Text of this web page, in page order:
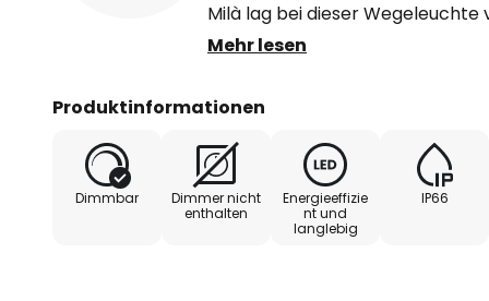
Milà lag bei dieser
Form - von hinten gesehen
aus dieser Form, dem massiven
leistungsstarke, dimmbare LED,
versehen wurde, die den nach
erzeugt. Die Leuchte ist sowohl
für den privaten Gebrauch
Mehr lesen
Produktinformationen
Dimmbar
Dimmer nicht
enthalten
Energieeffizie
nt und
langlebig
IP66